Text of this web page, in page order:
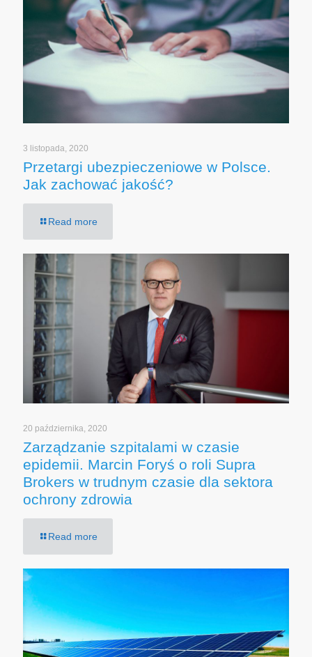
3 listopada, 2020
Przetargi ubezpieczeniowe w Polsce.
Jak zachować jakość?
Read more
20 października, 2020
Zarządzanie szpitalami w czasie
epidemii. Marcin Foryś o roli Supra
Brokers w trudnym czasie dla sektora
ochrony zdrowia
Read more